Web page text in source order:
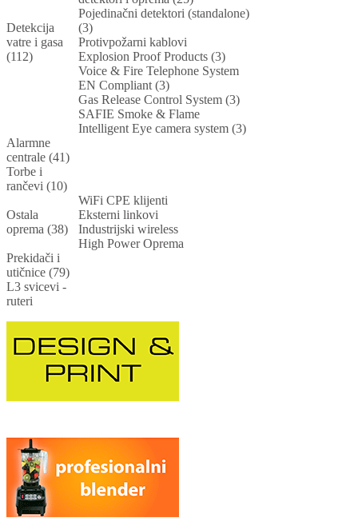
Detekcija
vatre i gasa
(112)
Pojedinačni detektori (standalone)
(3)
Protivpožarni kablovi
Explosion Proof Products (3)
Voice & Fire Telephone System
EN Compliant (3)
Gas Release Control System (3)
SAFIE Smoke & Flame
Intelligent Eye camera system (3)
Alarmne
centrale (41)
Torbe i
rančevi (10)
Ostala
oprema (38)
WiFi CPE klijenti
Eksterni linkovi
Industrijski wireless
High Power Oprema
Prekidači i
utičnice (79)
L3 svicevi -
ruteri